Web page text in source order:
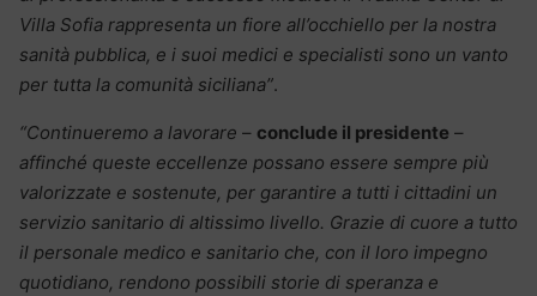
Villa Sofia rappresenta un fiore all’occhiello per la nostra
sanità pubblica, e i suoi medici e specialisti sono un vanto
per tutta la comunità siciliana”.
“Continueremo a lavorare – conclude il presidente –
affinché queste eccellenze possano essere sempre più
valorizzate e sostenute, per garantire a tutti i cittadini un
servizio sanitario di altissimo livello. Grazie di cuore a tutto
il personale medico e sanitario che, con il loro impegno
quotidiano, rendono possibili storie di speranza e